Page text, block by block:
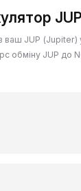
ваш JUP
обміну JUP до